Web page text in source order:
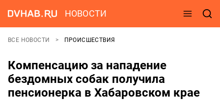
НОВОСТИ
ВСЕ НОВОСТИ ПРОИСШЕСТВИЯ
Компенсацию за нападение
бездомных собак получила
пенсионерка в Хабаровском крае